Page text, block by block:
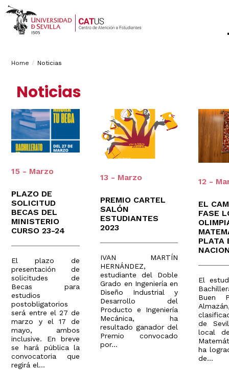
Breadcrumbs
You
here:
Home Noticias
Noticias
15 - Marzo
PLAZO DE
SOLICITUD
BECAS DEL
MINISTERIO
CURSO 23-24
El plazo de
presentación de
solicitudes de
Becas para
estudios
postobligatorios
será entre el 27 de
marzo y el 17 de
mayo, ambos
inclusive. En breve
se hará pública la
convocatoria que
regirá el...
13 - Marzo
PREMIO CARTEL
SALÓN
ESTUDIANTES
2023
IVAN MARTÍN
HERNÁNDEZ,
estudiante del Doble
Grado en Ingeniería en
Diseño Industrial y
Desarrollo del
Producto e Ingeniería
Mecánica, ha
resultado ganador del
Premio convocado
por...
12 -
EL
FASE
PLATA
El
Buen
de
local
ha
de...